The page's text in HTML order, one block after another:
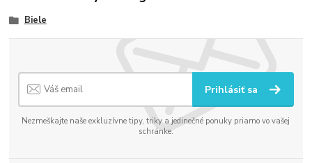
Biele
Prihlásiť sa
Nezmeškajte naše exkluzívne tipy, triky a jedinečné ponuky priamo vo vašej
schránke.